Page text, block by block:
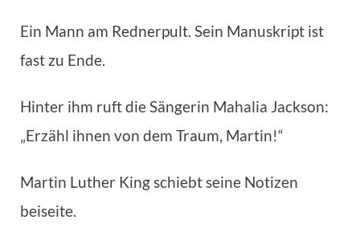
Ein Mann am Rednerpult. Sein Manuskript ist
fast zu Ende.
Hinter ihm ruft die Sängerin Mahalia Jackson:
„Erzähl ihnen von dem Traum, Martin!“
Martin Luther King schiebt seine Notizen
beiseite.